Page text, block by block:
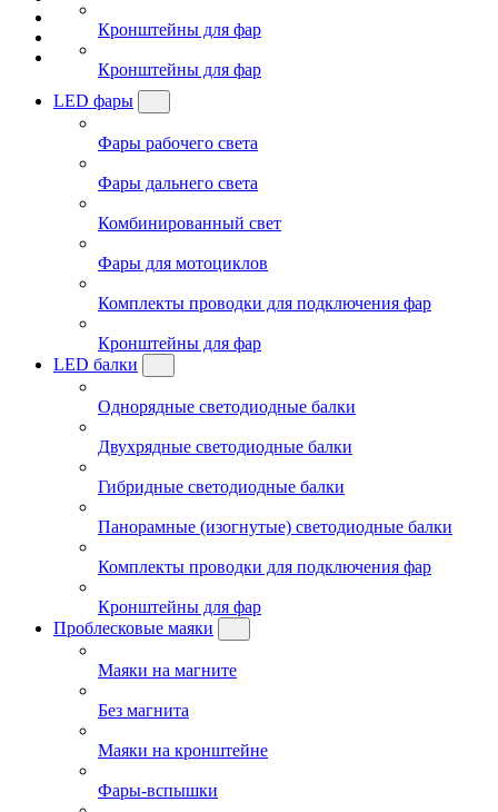
Кронштейны для фар
Кронштейны для фар
LED фары
Фары рабочего света
Фары дальнего света
Комбинированный свет
Фары для мотоциклов
Комплекты проводки для подключения фар
Кронштейны для фар
LED балки
Однорядные светодиодные балки
Двухрядные светодиодные балки
Гибридные светодиодные балки
Панорамные (изогнутые) светодиодные балки
Комплекты проводки для подключения фар
Кронштейны для фар
Проблесковые маяки
Маяки на магните
Без магнита
Маяки на кронштейне
Фары-вспышки